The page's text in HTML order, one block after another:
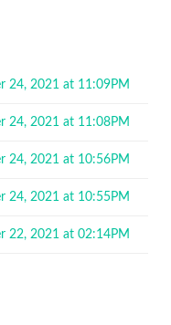
24, 2021 at 11:09PM
24, 2021 at 11:08PM
24, 2021 at 10:56PM
24, 2021 at 10:55PM
22, 2021 at 02:14PM